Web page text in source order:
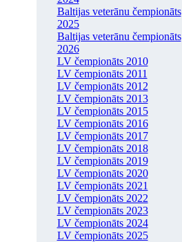
Baltijas veterānu čempionāts
2025
Baltijas veterānu čempionāts
2026
LV čempionāts 2010
LV čempionāts 2011
LV čempionāts 2012
LV čempionāts 2013
LV čempionāts 2015
LV čempionāts 2016
LV čempionāts 2017
LV čempionāts 2018
LV čempionāts 2019
LV čempionāts 2020
LV čempionāts 2021
LV čempionāts 2022
LV čempionāts 2023
LV čempionāts 2024
LV čempionāts 2025